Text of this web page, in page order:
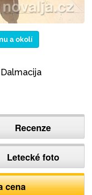
a okolí
Recenze
Letecké foto
cena